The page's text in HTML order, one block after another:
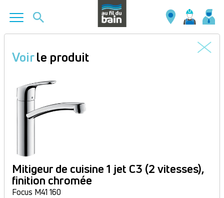
contenu
Voirle produit
Mitigeur de cuisine 1 jet C3 (2 vitesses),
finition chromée
Focus M41 160